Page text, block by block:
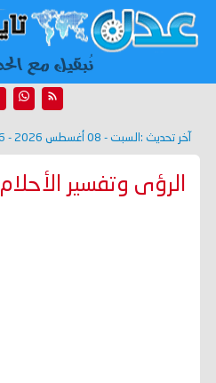
آخر تحديث : السبت - 08 أغسطس 2026 - 09:56 م
الرؤى وتفسير الأحلام